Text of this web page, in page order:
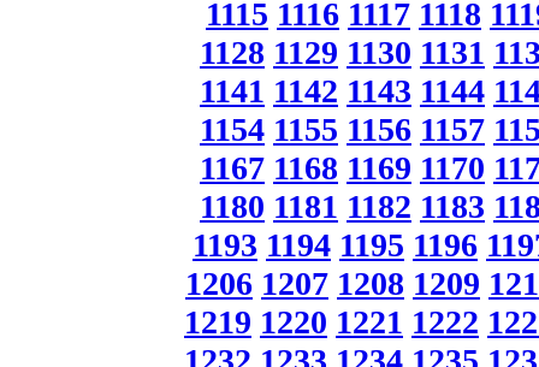
1115 1116 1117 1118
1128 1129 1130 1131
1141 1142 1143 1144
1154 1155 1156 1157
1167 1168 1169 1170
1180 1181 1182 1183
1193 1194 1195 1196
1206 1207 1208 1209
1219 1220 1221 1222